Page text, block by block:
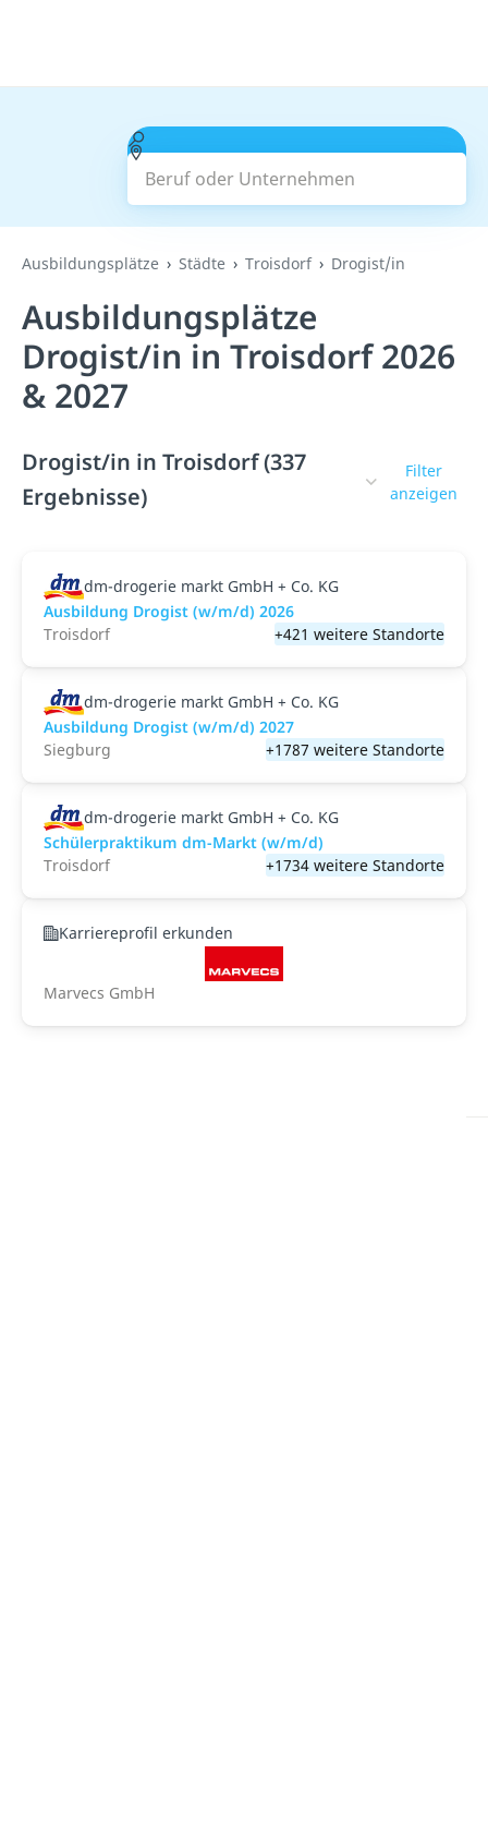
Beruf oder Unternehmen
Suchen
Ausbildungsplätze Städte Troisdorf Drogist/in
Ausbildungsplätze
Drogist/in in Troisdorf 2026
& 2027
Drogist/in in Troisdorf (337
Ergebnisse)
Filter
anzeigen
dm-drogerie markt GmbH + Co. KG
Ausbildung Drogist (w/m/d) 2026
Troisdorf
+421 weitere Standorte
dm-drogerie markt GmbH + Co. KG
Ausbildung Drogist (w/m/d) 2027
Siegburg
+1787 weitere Standorte
dm-drogerie markt GmbH + Co. KG
Schülerpraktikum dm-Markt (w/m/d)
Troisdorf
+1734 weitere Standorte
Karriereprofil erkunden
Marvecs GmbH